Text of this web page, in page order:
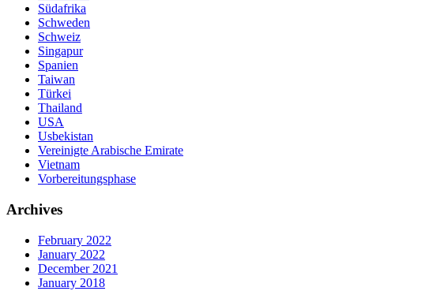
Südafrika
Schweden
Schweiz
Singapur
Spanien
Taiwan
Türkei
Thailand
USA
Usbekistan
Vereinigte Arabische Emirate
Vietnam
Vorbereitungsphase
Archives
February 2022
January 2022
December 2021
January 2018